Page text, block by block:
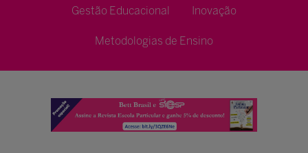
Gestão Educacional Inovação
Metodologias de Ensino